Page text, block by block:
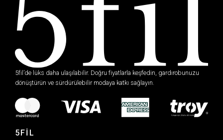
5fil’de lüks daha ulaşılabilir. Doğru fiyatlarla keşfedin, gardırobunuzu
dönüştürün ve sürdürülebilir modaya katkı sağlayın.
5FİL